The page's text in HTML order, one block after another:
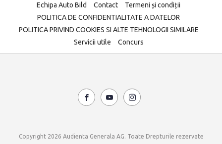
Echipa Auto Bild Contact
Termeni și condiții
POLITICA DE CONFIDENTIALITATE A DATELOR
POLITICA PRIVIND COOKIES SI ALTE TEHNOLOGII SIMILARE
Servicii utile
Concurs
Copyright 2026 Audienta Generala AG. Toate Drepturile rezervate